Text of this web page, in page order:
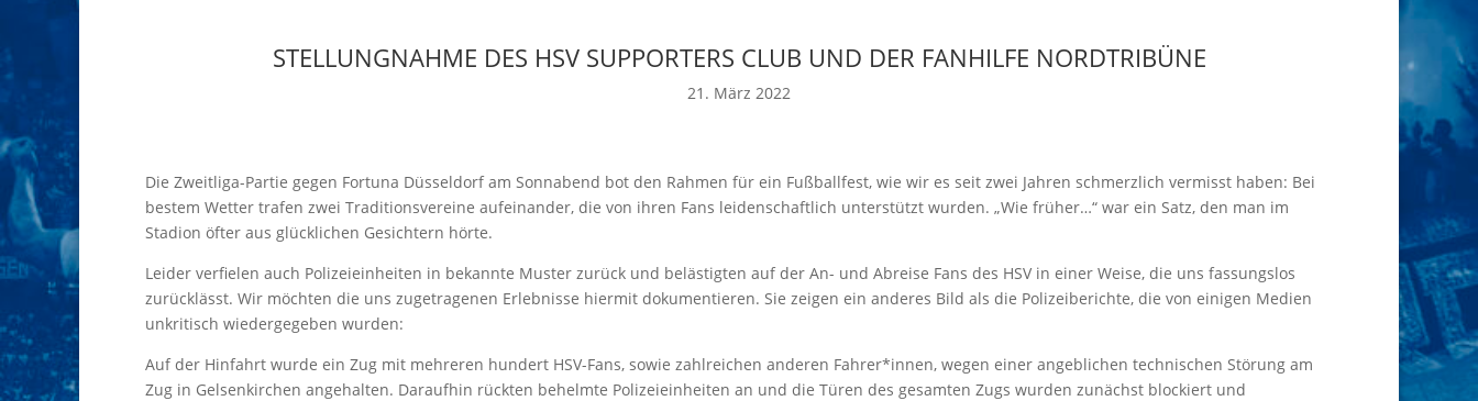
STELLUNGNAHME DES HSV SUPPORTERS CLUB UND DER FANHILFE NORDTRIBÜNE
21. März 2022
Die Zweitliga-Partie gegen Fortuna Düsseldorf am Sonnabend bot den Rahmen für ein Fußballfest, wie wir es seit zwei Jahren schmerzlich vermisst haben: Bei
bestem Wetter trafen zwei Traditionsvereine aufeinander, die von ihren Fans leidenschaftlich unterstützt wurden. „Wie früher…“ war ein Satz, den man im
Stadion öfter aus glücklichen Gesichtern hörte.
Leider verfielen auch Polizeieinheiten in bekannte Muster zurück und belästigten auf der An- und Abreise Fans des HSV in einer Weise, die uns fassungslos
zurücklässt. Wir möchten die uns zugetragenen Erlebnisse hiermit dokumentieren. Sie zeigen ein anderes Bild als die Polizeiberichte, die von einigen Medien
unkritisch wiedergegeben wurden:
Auf der Hinfahrt wurde ein Zug mit mehreren hundert HSV-Fans, sowie zahlreichen anderen Fahrer*innen, wegen einer angeblichen technischen Störung am
Zug in Gelsenkirchen angehalten. Daraufhin rückten behelmte Polizeieinheiten an und die Türen des gesamten Zugs wurden zunächst blockiert und